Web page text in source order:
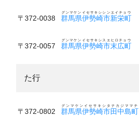
〒372-0038 群馬県伊勢崎市新栄町
グンマケンイセサキシシンエイチョウ
〒372-0057 群馬県伊勢崎市末広町
グンマケンイセサキシスエヒロチョウ
た行
〒372-0802 群馬県伊勢崎市田中島町
グンマケンイセサキシタナカジママチ